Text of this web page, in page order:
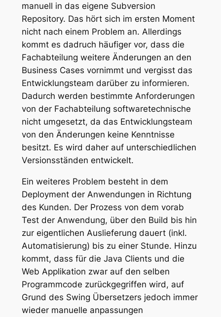
manuell in das eigene Subversion
Repository. Das hört sich im ersten Moment
nicht nach einem Problem an. Allerdings
kommt es dadruch häufiger vor, dass die
Fachabteilung weitere Änderungen an den
Business Cases vornimmt und vergisst das
Entwicklungsteam darüber zu informieren.
Dadurch werden bestimmte Anforderungen
von der Fachabteilung softwaretechnische
nicht umgesetzt, da das Entwicklungsteam
von den Änderungen keine Kenntnisse
besitzt. Es wird daher auf unterschiedlichen
Versionsständen entwickelt.
Ein weiteres Problem besteht in dem
Deployment der Anwendungen in Richtung
des Kunden. Der Prozess von dem vorab
Test der Anwendung, über den Build bis hin
zur eigentlichen Auslieferung dauert (inkl.
Automatisierung) bis zu einer Stunde. Hinzu
kommt, dass für die Java Clients und die
Web Applikation zwar auf den selben
Programmcode zurückgegriffen wird, auf
Grund des Swing Übersetzers jedoch immer
wieder manuelle anpassungen